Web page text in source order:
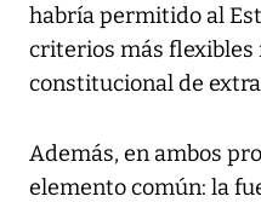
habría permitido al
criterios más
constitucional de
Además, en ambos
elemento común: la